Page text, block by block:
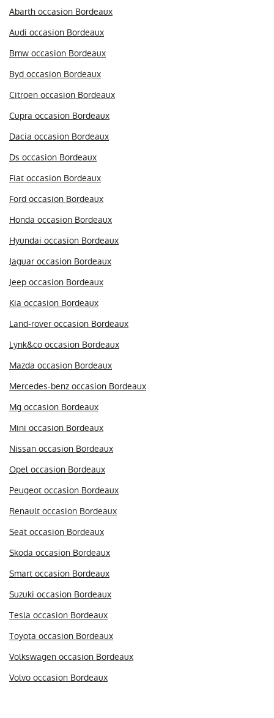
Abarth occasion Bordeaux
Audi occasion Bordeaux
Bmw occasion Bordeaux
Byd occasion Bordeaux
Citroen occasion Bordeaux
Cupra occasion Bordeaux
Dacia occasion Bordeaux
Ds occasion Bordeaux
Fiat occasion Bordeaux
Ford occasion Bordeaux
Honda occasion Bordeaux
Hyundai occasion Bordeaux
Jaguar occasion Bordeaux
Jeep occasion Bordeaux
Kia occasion Bordeaux
Land-rover occasion Bordeaux
Lynk&co occasion Bordeaux
Mazda occasion Bordeaux
Mercedes-benz occasion Bordeaux
Mg occasion Bordeaux
Mini occasion Bordeaux
Nissan occasion Bordeaux
Opel occasion Bordeaux
Peugeot occasion Bordeaux
Renault occasion Bordeaux
Seat occasion Bordeaux
Skoda occasion Bordeaux
Smart occasion Bordeaux
Suzuki occasion Bordeaux
Tesla occasion Bordeaux
Toyota occasion Bordeaux
Volkswagen occasion Bordeaux
Volvo occasion Bordeaux